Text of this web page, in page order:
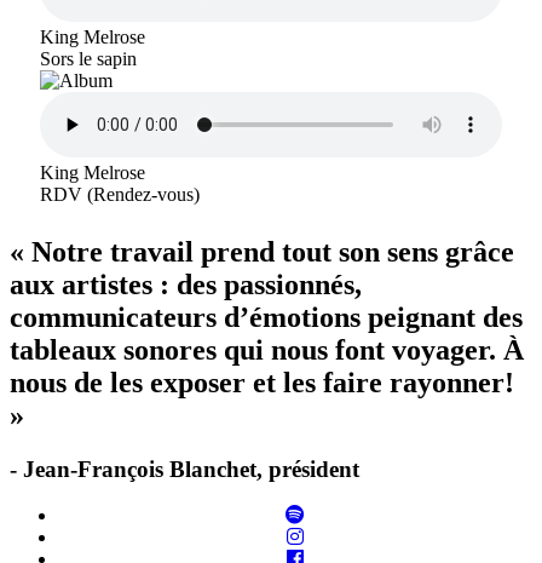
King Melrose
Sors le sapin
King Melrose
RDV (Rendez-vous)
« Notre travail prend tout son sens grâce
aux artistes : des passionnés,
communicateurs d’émotions peignant des
tableaux sonores qui nous font voyager. À
nous de les exposer et les faire rayonner!
»
- Jean-François Blanchet, président